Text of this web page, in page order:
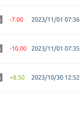
-7.00 2023/11/01 07:36
-10.00 2023/11/01 07:35
+8.50 2023/10/30 12:52